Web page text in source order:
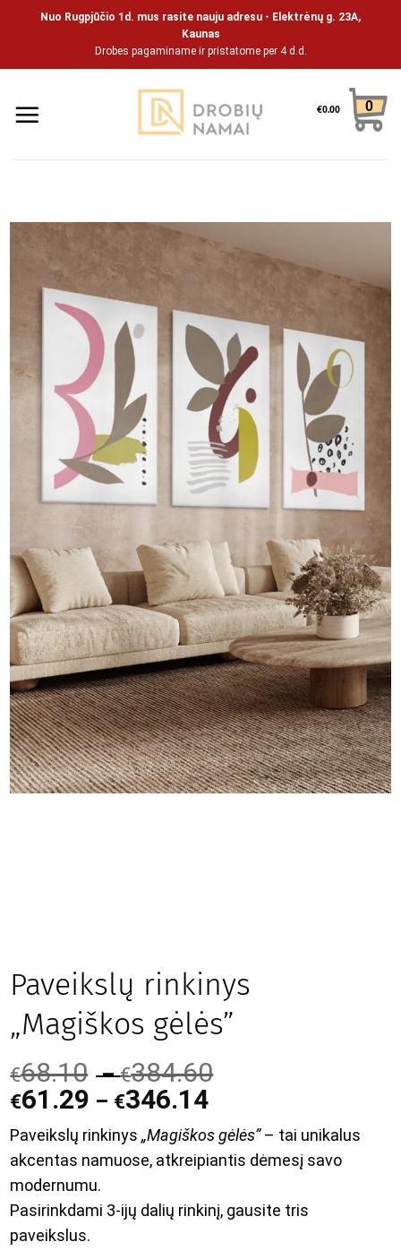
Nuo Rugpjūčio 1d. mus rasite nauju adresu - Elektrėnų g. 23A,
Kaunas
Drobes pagaminame ir pristatome per 4 d.d.
€0.00 0
Paveikslų rinkinys
„Magiškos gėlės”
€68.10 –€384.60
€61.29 – €346.14
Paveikslų rinkinys„Magiškos gėlės”– tai unikalus
akcentas namuose, atkreipiantis dėmesį savo
modernumu.
Pasirinkdami 3-ijų dalių rinkinį, gausite tris
paveikslus.